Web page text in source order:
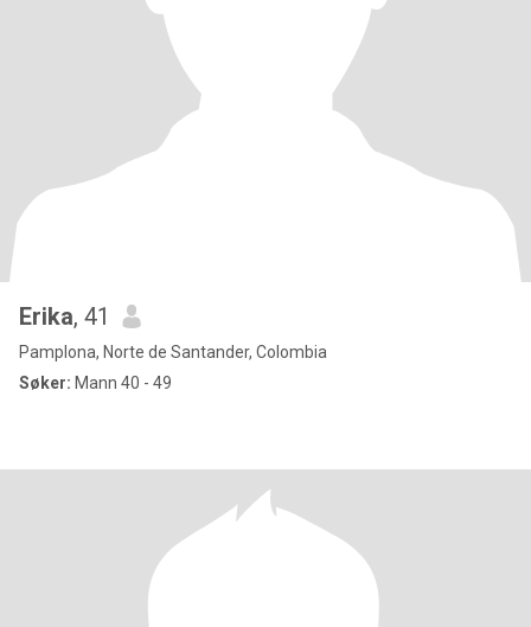
Erika, 41
Pamplona, Norte de Santander, Colombia
Søker: Mann 40 - 49